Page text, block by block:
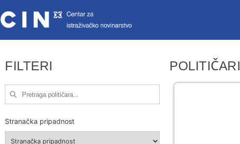
FILTERI
Stranačka pripadnost
POLITIČARI